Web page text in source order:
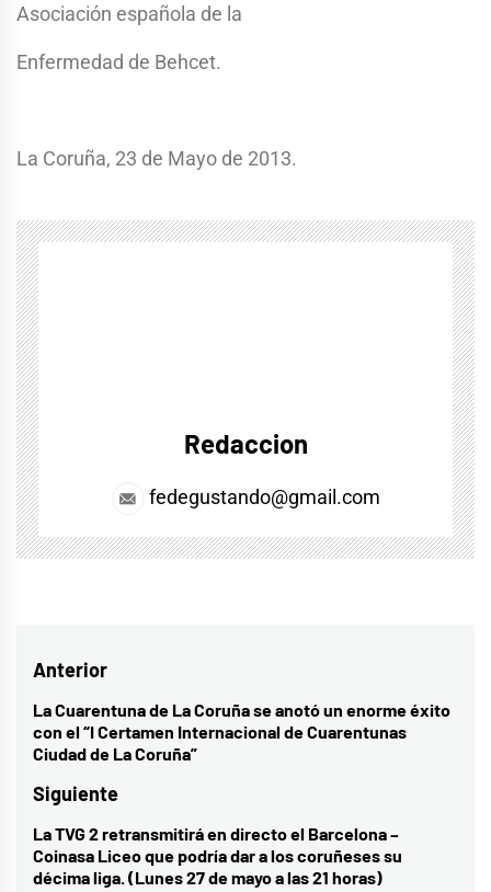
Asociación española de la
Enfermedad de Behcet.
La Coruña, 23 de Mayo de 2013.
Redaccion
fedegustando@gmail.com
Navegación
de
entradas
Anterior
Entrada
anterior:
La Cuarentuna de La Coruña se anotó un enorme éxito
con el “I Certamen Internacional de Cuarentunas
Ciudad de La Coruña”
Siguiente
Entrada
siguiente:
La TVG 2 retransmitirá en directo el Barcelona –
Coinasa Liceo que podría dar a los coruñeses su
décima liga. (Lunes 27 de mayo a las 21 horas)